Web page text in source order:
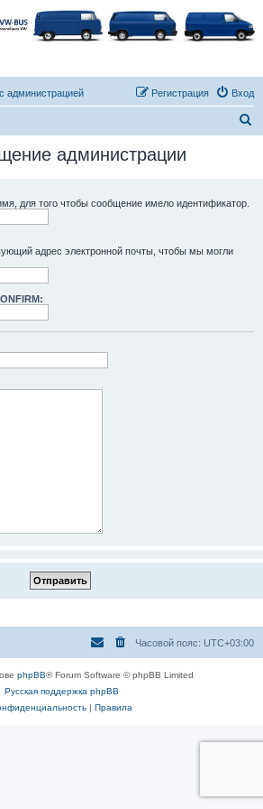
администрацией Вход
Регистрация
администрации
для того чтобы сообщение имело идентификатор.
адрес электронной почты, чтобы мы могли
Часовой пояс: UTC+03:00
phpBB® Forum Software © phpBB Limited
Русская поддержка phpBB
| Правила